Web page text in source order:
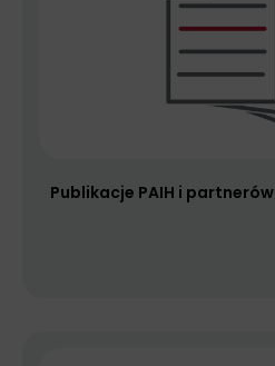
Publikacje PAIH i partnerów